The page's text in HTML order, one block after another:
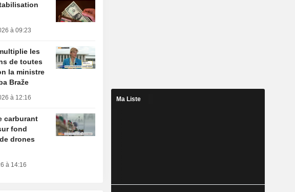
à 09:23
les
de toutes
la ministre
Braže
à 12:16
carburant
fond
drones
à 14:16
Ma Liste